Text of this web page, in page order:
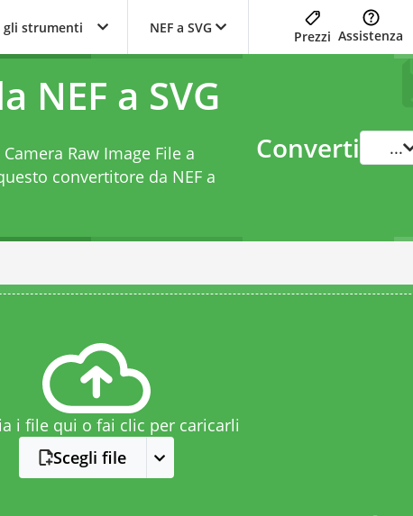
strumenti NEF a SVG
Prezzi Assistenza
NEF a SVG
Raw Image File a
convertitore da NEF a
Converti ...
i file qui o fai clic per caricarli
Scegli file